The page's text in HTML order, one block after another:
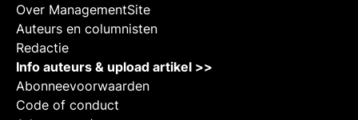
Over ManagementSite
Auteurs en columnisten
Redactie
Info auteurs & upload artikel >>
Abonneevoorwaarden
Code of conduct